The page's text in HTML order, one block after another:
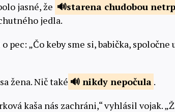
jasné, že
starena chudobou
jedla.
pec: „Čo keby sme si, babička, spoločne
žena. Nič také
nikdy nepočula .
kaša nás zachráni,“ vyhlásil vojak.